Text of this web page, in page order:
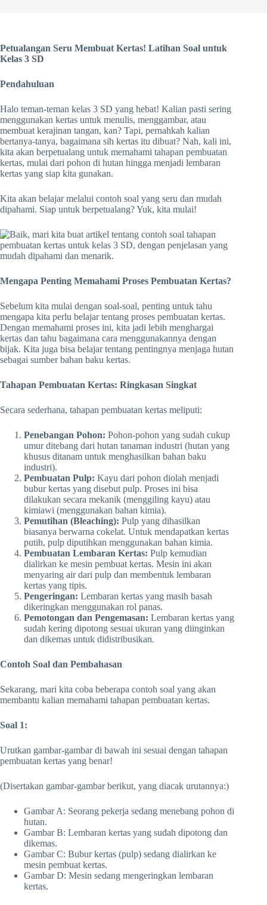
Petualangan Seru Membuat Kertas! Latihan Soal untuk
Kelas 3 SD
Pendahuluan
Halo teman-teman kelas 3 SD yang hebat! Kalian pasti sering
menggunakan kertas untuk menulis, menggambar, atau
membuat kerajinan tangan, kan? Tapi, pernahkah kalian
bertanya-tanya, bagaimana sih kertas itu dibuat? Nah, kali ini,
kita akan berpetualang untuk memahami tahapan pembuatan
kertas, mulai dari pohon di hutan hingga menjadi lembaran
kertas yang siap kita gunakan.
Kita akan belajar melalui contoh soal yang seru dan mudah
dipahami. Siap untuk berpetualang? Yuk, kita mulai!
Mengapa Penting Memahami Proses Pembuatan Kertas?
Sebelum kita mulai dengan soal-soal, penting untuk tahu
mengapa kita perlu belajar tentang proses pembuatan kertas.
Dengan memahami proses ini, kita jadi lebih menghargai
kertas dan tahu bagaimana cara menggunakannya dengan
bijak. Kita juga bisa belajar tentang pentingnya menjaga hutan
sebagai sumber bahan baku kertas.
Tahapan Pembuatan Kertas: Ringkasan Singkat
Secara sederhana, tahapan pembuatan kertas meliputi:
Penebangan Pohon: Pohon-pohon yang sudah cukup
umur ditebang dari hutan tanaman industri (hutan yang
khusus ditanam untuk menghasilkan bahan baku
industri).
Pembuatan Pulp: Kayu dari pohon diolah menjadi
bubur kertas yang disebut pulp. Proses ini bisa
dilakukan secara mekanik (menggiling kayu) atau
kimiawi (menggunakan bahan kimia).
Pemutihan (Bleaching): Pulp yang dihasilkan
biasanya berwarna cokelat. Untuk mendapatkan kertas
putih, pulp diputihkan menggunakan bahan kimia.
Pembuatan Lembaran Kertas: Pulp kemudian
dialirkan ke mesin pembuat kertas. Mesin ini akan
menyaring air dari pulp dan membentuk lembaran
kertas yang tipis.
Pengeringan: Lembaran kertas yang masih basah
dikeringkan menggunakan rol panas.
Pemotongan dan Pengemasan: Lembaran kertas yang
sudah kering dipotong sesuai ukuran yang diinginkan
dan dikemas untuk didistribusikan.
Contoh Soal dan Pembahasan
Sekarang, mari kita coba beberapa contoh soal yang akan
membantu kalian memahami tahapan pembuatan kertas.
Soal 1:
Urutkan gambar-gambar di bawah ini sesuai dengan tahapan
pembuatan kertas yang benar!
(Disertakan gambar-gambar berikut, yang diacak urutannya:)
Gambar A: Seorang pekerja sedang menebang pohon di
hutan.
Gambar B: Lembaran kertas yang sudah dipotong dan
dikemas.
Gambar C: Bubur kertas (pulp) sedang dialirkan ke
mesin pembuat kertas.
Gambar D: Mesin sedang mengeringkan lembaran
kertas.